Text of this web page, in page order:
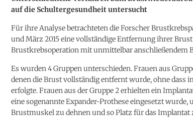
auf die Schultergesundheit untersucht
Für ihre Analyse betrachteten die Forscher
und März 2015 eine vollständige Entfernung ihrer
Brustkrebsoperation mit unmittelbar anschließendem
Es wurden 4 Gruppen unterschieden. Frauen aus
denen die Brust vollständig entfernt wurde, ohne dass
erfolgte. Frauen aus der Gruppe 2 erhielten ein
eine sogenannte Expander-Prothese eingesetzt wurde,
Brustmuskel zu dehnen und so Platz für das Implantat